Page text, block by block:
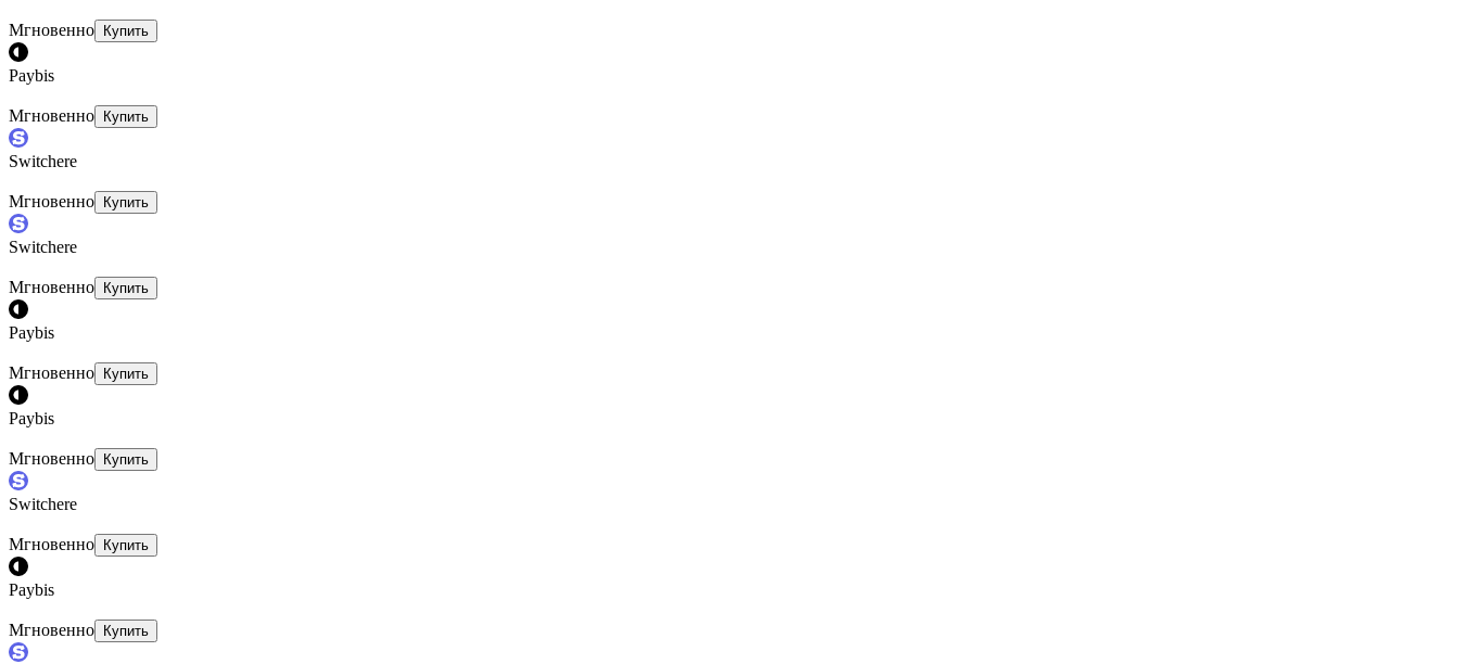
Мгновенно Купить
Paybis
Мгновенно Купить
Switchere
Мгновенно Купить
Switchere
Мгновенно Купить
Paybis
Мгновенно Купить
Paybis
Мгновенно Купить
Switchere
Мгновенно Купить
Paybis
Мгновенно Купить